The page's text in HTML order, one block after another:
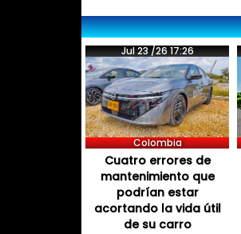
Jul 23 /26 17:26
Colombia
Cuatro errores de
mantenimiento que
podrían estar
acortando la vida útil
de su carro